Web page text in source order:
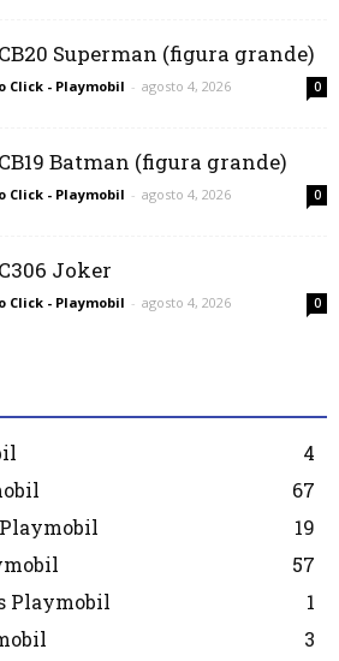
Superman (figura grande)
Click - Playmobil - agosto 4, 2026 0
Batman (figura grande)
Click - Playmobil - agosto 4, 2026 0
Joker
Click - Playmobil - agosto 4, 2026 0
4
67
19
57
Playmobil
1
3